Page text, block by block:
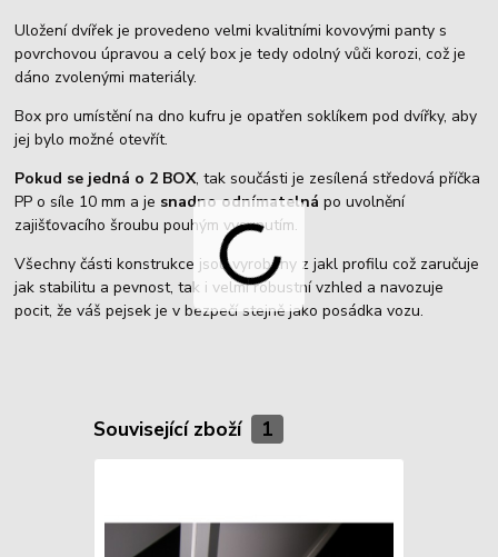
Uložení dvířek je provedeno velmi kvalitními kovovými panty s
povrchovou úpravou a celý box je tedy odolný vůči korozi, což je
dáno zvolenými materiály.
Box pro umístění na dno kufru je opatřen soklíkem pod dvířky, aby
jej bylo možné otevřít.
Pokud se jedná o 2 BOX, tak součásti je zesílená středová příčka
PP o síle 10 mm a je snadno odnímatelná po uvolnění
zajišťovacího šroubu pouhým vysunutím.
Všechny části konstrukce jsou vyrobeny z jakl profilu což zaručuje
jak stabilitu a pevnost, tak i velmi robustní vzhled a navozuje
pocit, že váš pejsek je v bezpečí stejně jako posádka vozu.
Související zboží 1